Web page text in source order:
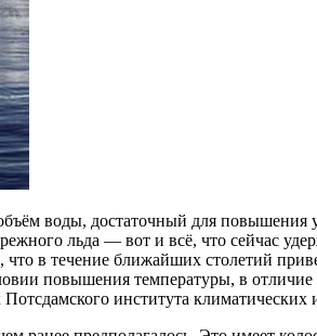
воды, достаточный для повышения
льда — вот и всё, что сейчас
в течение ближайших столетий
повышения температуры, в
института климатических